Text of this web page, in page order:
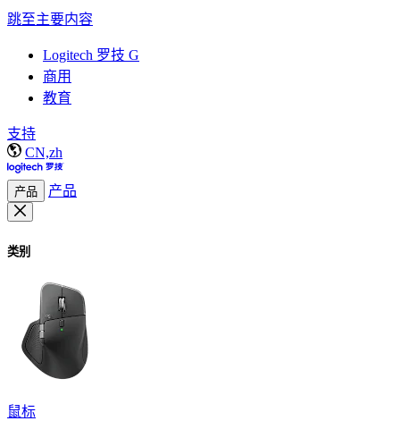
跳至主要内容
Logitech 罗技 G
商用
教育
支持
CN,zh
产品 产品
类别
鼠标